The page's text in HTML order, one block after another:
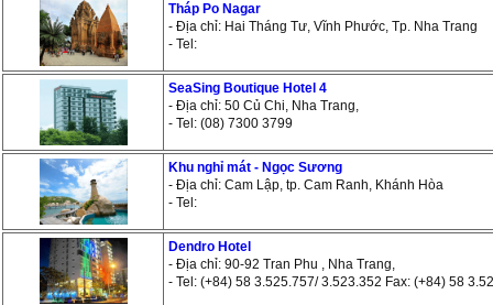
Tháp Po Nagar
- Địa chỉ: Hai Tháng Tư, Vĩnh Phước, Tp. Nha Trang
- Tel:
SeaSing Boutique Hotel 4
- Địa chỉ: 50 Củ Chi, Nha Trang,
- Tel: (08) 7300 3799
Khu nghỉ mát - Ngọc Sương
- Địa chỉ: Cam Lập, tp. Cam Ranh, Khánh Hòa
- Tel:
Dendro Hotel
- Địa chỉ: 90-92 Tran Phu , Nha Trang,
- Tel: (+84) 58 3.525.757/ 3.523.352 Fax: (+84) 58